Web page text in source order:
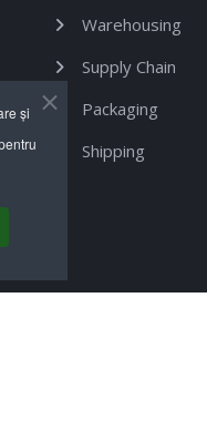
Warehousing
Supply Chain
Packaging
Shipping
și